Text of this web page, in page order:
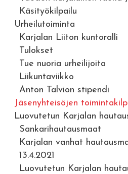
Käsityökilpailu
Urheilutoiminta
Karjalan Liiton kuntoralli
Tulokset
Tue nuoria urheilijoita
Liikuntaviikko
Anton Talvion stipendi
Jäsenyhteisöjen
Luovutetun Karjalan
Sankarihautausmaat
Karjalan vanhat
13.4.2021
Luovutetun Karjalan